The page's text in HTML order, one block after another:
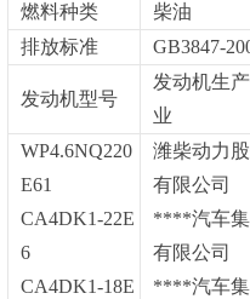
燃料种类 柴油
排放标准
GB3847-
发动机型号
发动机生
业
WP4.6NQ220
E61
CA4DK1-22E
6
CA4DK1-18E
潍柴动力
有限公司
****汽车集
有限公司
****汽车集